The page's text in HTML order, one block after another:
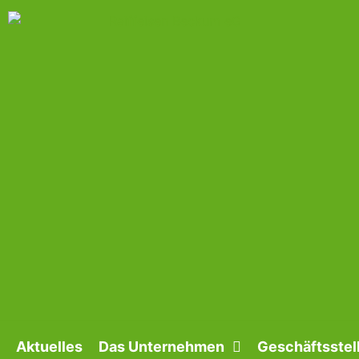
Aktuelles Das Unternehmen